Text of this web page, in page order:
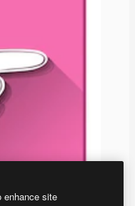
enhance site